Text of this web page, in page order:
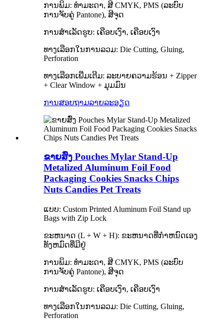
ການພິມ: ທຳມະດາ, ສີ CMYK, PMS (ລະບົບ
ການຈັບຄູ່ Pantone), ສີຈຸດ
ການສໍາເລັດຮູບ: ເຄືອບເງົາ, ເຄືອບເງົາ
ທາງ​ເລືອກ​ໃນ​ການ​ລວມ​: Die Cutting​, Gluing​,
Perforation​
ທາງເລືອກເພີ່ມເຕີມ: ລະບາຍຄວາມຮ້ອນ + Zipper
+ Clear Window + ມຸມມົນ
ການສອບຖາມລາຍລະອຽດ
ຂາຍສົ່ງ Pouches Mylar Stand-Up
Metalized Aluminum Foil Food
Packaging Cookies Snacks Chips
Nuts Candies Pet Treats
ແບບ: Custom Printed Aluminum Foil Stand up
Bags with Zip Lock
ຂະຫນາດ (L + W + H): ຂະຫນາດທີ່ກໍາຫນົດເອງ
ທັງຫມົດທີ່ມີຢູ່
ການພິມ: ທຳມະດາ, ສີ CMYK, PMS (ລະບົບ
ການຈັບຄູ່ Pantone), ສີຈຸດ
ການສໍາເລັດຮູບ: ເຄືອບເງົາ, ເຄືອບເງົາ
ທາງ​ເລືອກ​ໃນ​ການ​ລວມ​: Die Cutting​, Gluing​,
Perforation​